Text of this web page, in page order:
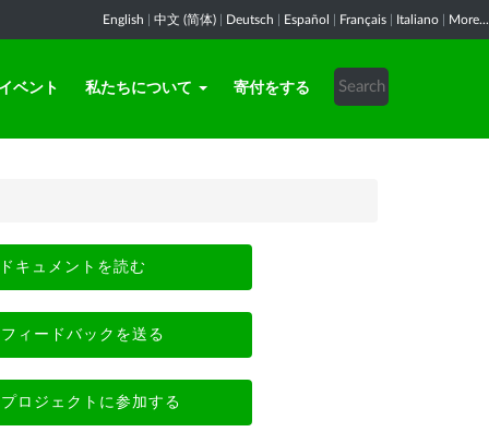
English 中文 (简体) Deutsch Español Français Italiano More...
イベント 私たちについて 寄付をする
ドキュメントを読む
フィードバックを送る
プロジェクトに参加する